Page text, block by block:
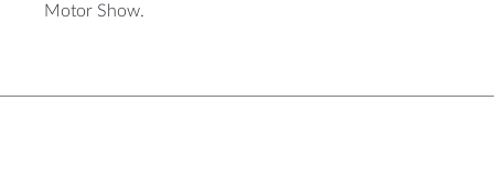
Motor Show.